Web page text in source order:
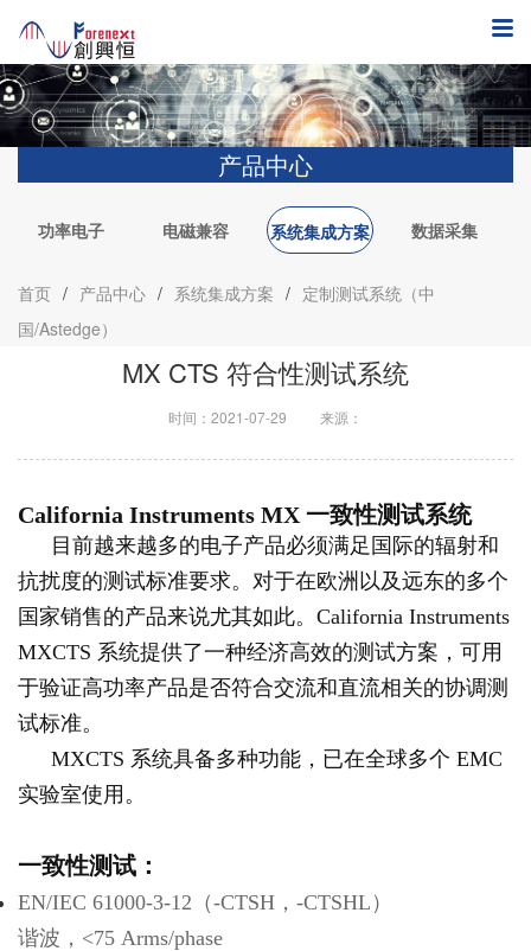
产品中心
功率电子 电磁兼容 系统集成方案 数据采集
首页 / 产品中心 / 系统集成方案 / 定制测试系统（中
国/Astedge）
MX CTS 符合性测试系统
时间：2021-07-29 来源：
California Instruments MX 一致性测试系统
目前越来越多的电子产品必须满足国际的辐射和
抗扰度的测试标准要求。对于在欧洲以及远东的多个
国家销售的产品来说尤其如此。California Instruments
MXCTS 系统提供了一种经济高效的测试方案，可用
于验证高功率产品是否符合交流和直流相关的协调测
试标准。
MXCTS 系统具备多种功能，已在全球多个 EMC
实验室使用。
一致性测试：
EN/IEC 61000-3-12（-CTSH，-CTSHL）
谐波，<75 Arms/phase